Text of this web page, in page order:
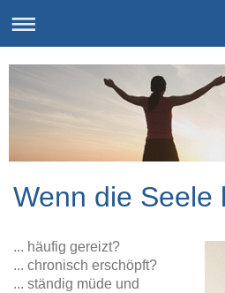
Wenn die Seele
... häufig gereizt?
... chronisch erschöpft?
... ständig müde und